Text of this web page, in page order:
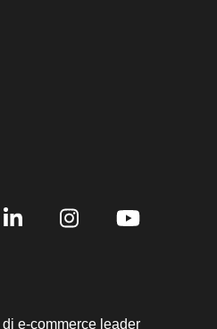
e-commerce leader